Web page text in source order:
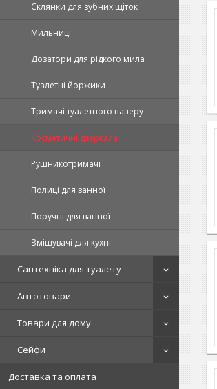
Склянки для зубних щіток
Мильниці
Дозатори для рідкого мила
Туалетні йоржики
Тримачі туалетного паперу
Косметичні дзеркала
Рушникотримачі
Полиці для ванної
Поручні для ванної
Змішувачі для кухні
Сантехніка для туалету
Автотовари
Товари для дому
Сейфи
Доставка та оплата